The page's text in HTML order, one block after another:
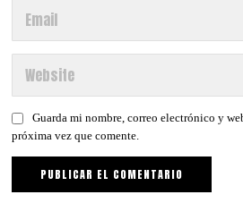
Guarda mi nombre, correo electrónico y
próxima vez que comente.